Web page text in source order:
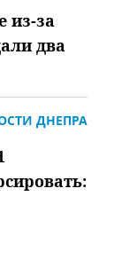
из-за
два
ДНЕПРА